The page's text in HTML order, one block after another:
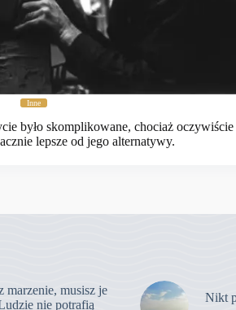
Inne
było skomplikowane, chociaż oczywiście
lepsze od jego alternatywy.
marzenie, musisz je
nie potrafią
Nikt